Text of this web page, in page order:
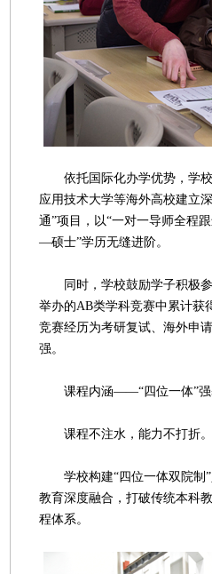
依托国际化办学优势，学校
应用技术大学等海外高校建立
通”项目，以“一对一导师全程
—硕士”学历无缝进阶。
同时，学校鼓励学子积极参
举办的AB类学科竞赛中累计获
竞赛经历为考研复试、海外申
强。
课程内涵——“四位一体”强
课程不注水，能力不打折。
学校构建“四位一体双院制”
教育深度融合，打破传统本科
程体系。